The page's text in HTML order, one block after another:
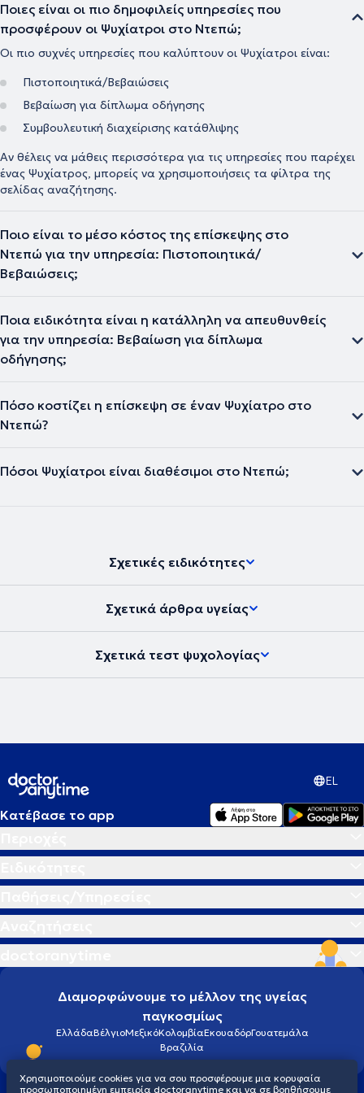
Ποιες είναι οι πιο δημοφιλείς υπηρεσίες που
προσφέρουν οι Ψυχίατροι στο Ντεπώ;
Οι πιο συχνές υπηρεσίες που καλύπτουν οι Ψυχίατροι είναι:
Πιστοποιητικά/Βεβαιώσεις
Βεβαίωση για δίπλωμα οδήγησης
Συμβουλευτική διαχείρισης κατάθλιψης
Αν θέλεις να μάθεις περισσότερα για τις υπηρεσίες που παρέχει
ένας Ψυχίατρος, μπορείς να χρησιμοποιήσεις τα φίλτρα της
σελίδας αναζήτησης.
Ποιο είναι το μέσο κόστος της επίσκεψης στο
Ντεπώ για την υπηρεσία: Πιστοποιητικά/
Βεβαιώσεις;
Ποια ειδικότητα είναι η κατάλληλη να απευθυνθείς
για την υπηρεσία: Βεβαίωση για δίπλωμα
οδήγησης;
Πόσο κοστίζει η επίσκεψη σε έναν Ψυχίατρο στο
Ντεπώ?
Πόσοι Ψυχίατροι είναι διαθέσιμοι στο Ντεπώ;
Σχετικές ειδικότητες
Σχετικά άρθρα υγείας
Σχετικά τεστ ψυχολογίας
EL
Κατέβασε το app
Διαμορφώνουμε το μέλλον της υγείας
παγκοσμίως
ΕλλάδαΒέλγιοΜεξικόΚολομβίαΕκουαδόρΓουατεμάλα
Βραζιλία
Χρησιμοποιούμε cookies για να σου προσφέρουμε μια κορυφαία
προσωποποιημένη εμπειρία doctoranytime και να σε βοηθήσουμε